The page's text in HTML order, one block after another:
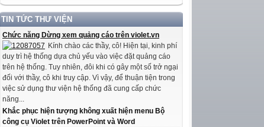
TIN TỨC THƯ VIỆN
Chức năng Dừng xem quảng cáo trên violet.vn
Kính chào các thầy, cô! Hiện tại, kinh phí
duy trì hệ thống dựa chủ yếu vào việc đặt quảng cáo
trên hệ thống. Tuy nhiên, đôi khi có gây một số trở ngại
đối với thầy, cô khi truy cập. Vì vậy, để thuận tiện trong
việc sử dụng thư viện hệ thống đã cung cấp chức
năng...
Khắc phục hiện tượng không xuất hiện menu Bộ
công cụ Violet trên PowerPoint và Word